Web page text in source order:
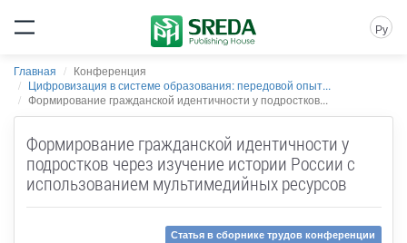
Ру
Главная
Конференция
Цифровизация в системе образования: передовой опыт...
Формирование гражданской идентичности у подростков...
Формирование гражданской идентичности у
подростков через изучение истории России с
использованием мультимедийных ресурсов
Статья в сборнике трудов конференции